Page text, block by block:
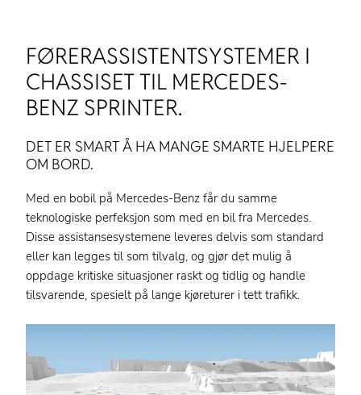
FØRERASSISTENTSYSTEMER I
CHASSISET TIL MERCEDES-
BENZ SPRINTER.
DET ER SMART Å HA MANGE SMARTE HJELPERE
OM BORD.
Med en bobil på Mercedes-Benz får du samme
teknologiske perfeksjon som med en bil fra Mercedes.
Disse assistansesystemene leveres delvis som standard
eller kan legges til som tilvalg, og gjør det mulig å
oppdage kritiske situasjoner raskt og tidlig og handle
tilsvarende, spesielt på lange kjøreturer i tett trafikk.